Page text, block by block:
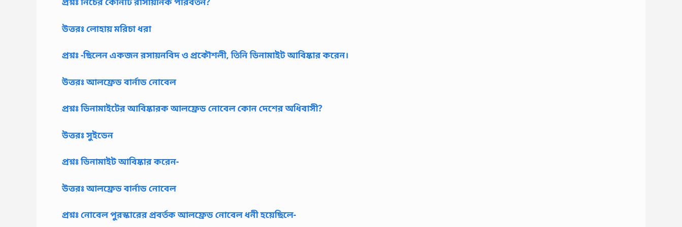
উত্তরঃ লোহায় মরিচা ধরা
প্রশ্নঃ -ছিলেন একজন রসায়নবিদ ও প্রকৌশলী, তিনি ডিনামাইট আবিষ্কার করেন।
উত্তরঃ আলফ্রেড বার্নাড নোবেল
প্রশ্নঃ ডিনামাইটের আবিষ্কারক আলফ্রেড নোবেল কোন দেশের অধিবাসী?
উত্তরঃ সুইডেন
প্রশ্নঃ ডিনামাইট আবিষ্কার করেন-
উত্তরঃ আলফ্রেড বার্নাড নোবেল
প্রশ্নঃ নোবেল পুরস্কারের প্রবর্তক আলফ্রেড নোবেল ধনী হয়েছিলে-